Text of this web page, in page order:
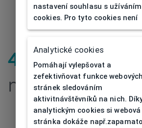
404| Stránka
nenalezena
nastavení souhlasu s užíváním
cookies. Pro tyto cookies není
Analytické cookies
Pomáhají vylepšovat a
zefektivňovat funkce webových
stránek sledováním
aktivitnávštěvníků na nich.
analytickým cookies si webová
stránka dokáže